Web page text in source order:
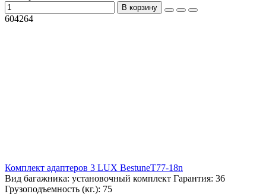
В корзину
604264
Комплект адаптеров 3 LUX BestuneT77-18n
Вид багажника: установочный комплект Гарантия: 36
Грузоподъемность (кг.): 75